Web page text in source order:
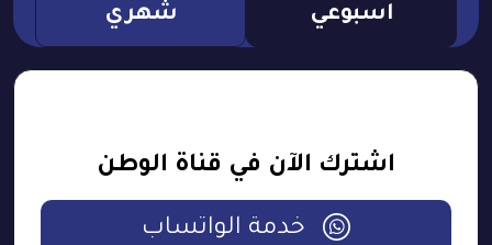
اسبوعي شهري
اشترك الآن في قناة الوطن
خدمة الواتساب